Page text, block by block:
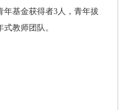
年基金获得者3人，青年拔
教师团队。